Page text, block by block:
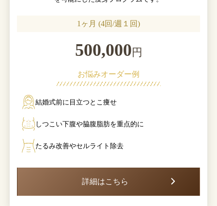
1ヶ月 (4回/週１回)
500,000 円
お悩みオーダー例
結婚式前に目立つとこ痩せ
しつこい下腹や脇腹脂肪を重点的に
たるみ改善やセルライト除去
詳細はこちら